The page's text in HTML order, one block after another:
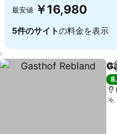
最安値 ￥16,980
5件のサイトの料金を表示
シ